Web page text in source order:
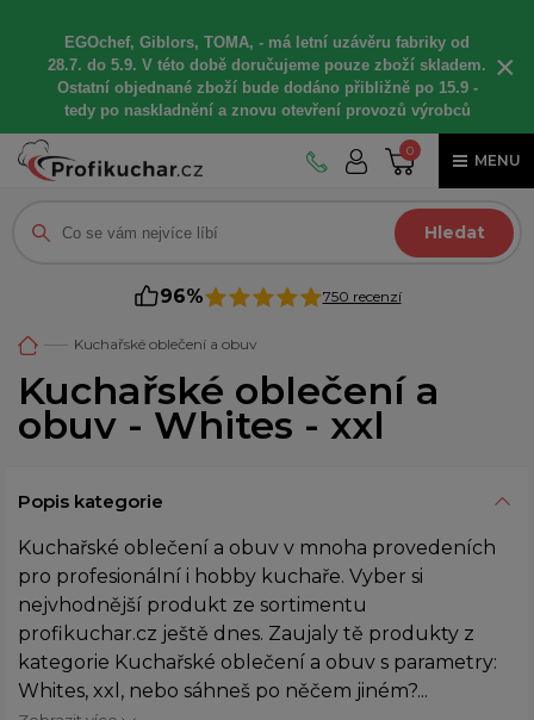
EGOchef, Giblors, TOMA, - má letní uzávěru fabriky od
28.7. do 5.9. V této době doručujeme pouze zboží skladem.
Ostatní objednané zboží bude dodáno přibližně po 15.9 -
tedy po naskladnění a znovu otevření provozů výrobců
×
0
MENU
Hledat
96% 750 recenzí
Kuchařské oblečení a obuv
Kuchařské oblečení a
obuv - Whites - xxl
Popis kategorie
Kuchařské oblečení a obuv v mnoha provedeních
pro profesionální i hobby kuchaře. Vyber si
nejvhodnější produkt ze sortimentu
profikuchar.cz ještě dnes. Zaujaly tě produkty z
kategorie Kuchařské oblečení a obuv s parametry:
Whites, xxl, nebo sáhneš po něčem jiném?...